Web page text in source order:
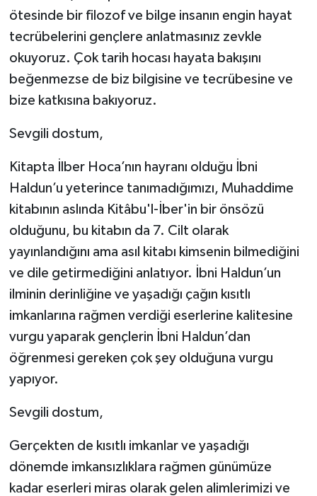
ötesinde bir filozof ve bilge insanın engin hayat
tecrübelerini gençlere anlatmasınız zevkle
okuyoruz. Çok tarih hocası hayata bakışını
beğenmezse de biz bilgisine ve tecrübesine ve
bize katkısına bakıyoruz.
Sevgili dostum,
Kitapta İlber Hoca’nın hayranı olduğu İbni
Haldun’u yeterince tanımadığımızı, Muhaddime
kitabının aslında Kitâbu'l-İber'in bir önsözü
olduğunu, bu kitabın da 7. Cilt olarak
yayınlandığını ama asıl kitabı kimsenin bilmediğini
ve dile getirmediğini anlatıyor. İbni Haldun’un
ilminin derinliğine ve yaşadığı çağın kısıtlı
imkanlarına rağmen verdiği eserlerine kalitesine
vurgu yaparak gençlerin İbni Haldun’dan
öğrenmesi gereken çok şey olduğuna vurgu
yapıyor.
Sevgili dostum,
Gerçekten de kısıtlı imkanlar ve yaşadığı
dönemde imkansızlıklara rağmen günümüze
kadar eserleri miras olarak gelen alimlerimizi ve